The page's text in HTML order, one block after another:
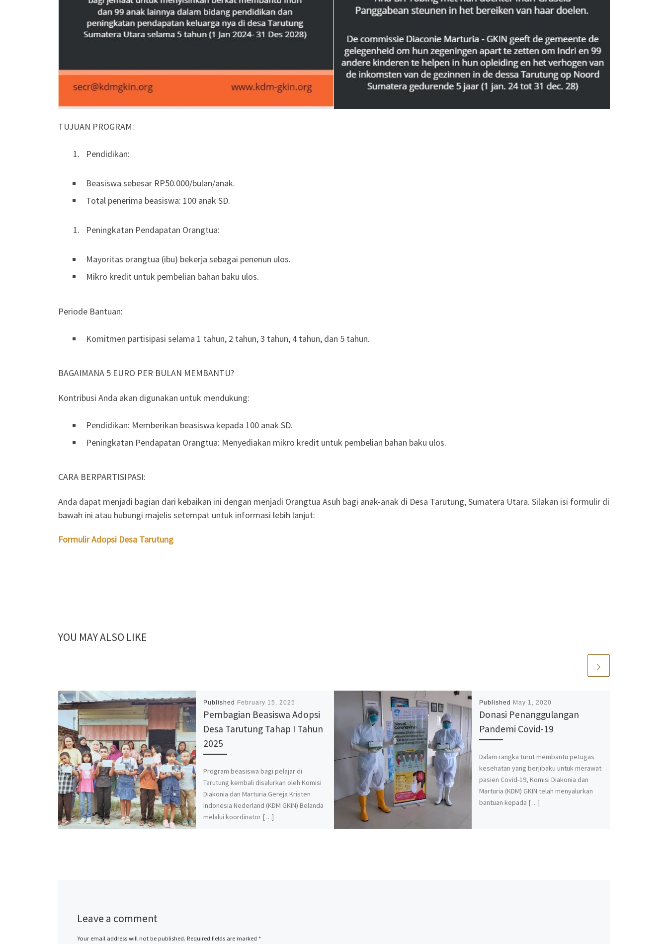
TUJUAN PROGRAM:
Pendidikan:
Beasiswa sebesar RP50.000/bulan/anak.
Total penerima beasiswa: 100 anak SD.
Peningkatan Pendapatan Orangtua:
Mayoritas orangtua (ibu) bekerja sebagai penenun ulos.
Mikro kredit untuk pembelian bahan baku ulos.
Periode Bantuan:
Komitmen partisipasi selama 1 tahun, 2 tahun, 3 tahun, 4 tahun, dan 5 tahun.
BAGAIMANA 5 EURO PER BULAN MEMBANTU?
Kontribusi Anda akan digunakan untuk mendukung:
Pendidikan: Memberikan beasiswa kepada 100 anak SD.
Peningkatan Pendapatan Orangtua: Menyediakan mikro kredit untuk pembelian bahan baku ulos.
CARA BERPARTISIPASI:
Anda dapat menjadi bagian dari kebaikan ini dengan menjadi Orangtua Asuh bagi anak-anak di Desa Tarutung, Sumatera Utara. Silakan isi formulir di
bawah ini atau hubungi majelis setempat untuk informasi lebih lanjut:
Formulir Adopsi Desa Tarutung
YOU MAY ALSO LIKE
Published February 15, 2025
Pembagian Beasiswa Adopsi
Desa Tarutung Tahap I Tahun
2025
Program beasiswa bagi pelajar di
Tarutung kembali disalurkan oleh Komisi
Diakonia dan Marturia Gereja Kristen
Indonesia Nederland (KDM GKIN) Belanda
melalui koordinator […]
Published May 1, 2020
Donasi Penanggulangan
Pandemi Covid-19
Dalam rangka turut membantu petugas
kesehatan yang berjibaku untuk merawat
pasien Covid-19, Komisi Diakonia dan
Marturia (KDM) GKIN telah menyalurkan
bantuan kepada […]
Leave a comment
Your email address will not be published. Required fields are marked *